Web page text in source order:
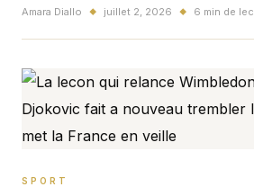
depasse le simple decor sportif.
Amara Diallo ◆ juillet 2, 2026 ◆ 6 min de
SPORT